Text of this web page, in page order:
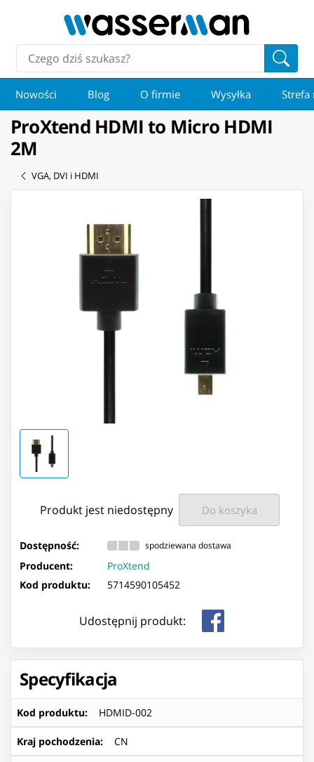
Nowości Blog O firmie Wysyłka Strefa
ProXtend HDMI to Micro HDMI
2M
VGA, DVI i HDMI
Produkt jest niedostępny Do koszyka
Dostępność: spodziewana dostawa
Producent:
ProXtend
Kod produktu:
5714590105452
Udostępnij produkt:
Specyfikacja
Kod produktu: HDMID-002
Kraj pochodzenia: CN